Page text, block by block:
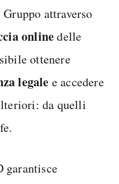
attraverso
onlinedelle
ottenere
legale e accedere
da quelli
garantisce